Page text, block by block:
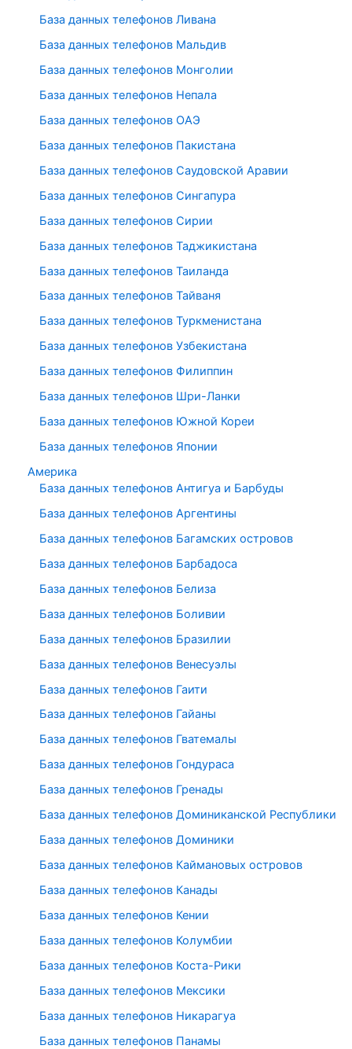
База данных телефонов Ливана
База данных телефонов Мальдив
База данных телефонов Монголии
База данных телефонов Непала
База данных телефонов ОАЭ
База данных телефонов Пакистана
База данных телефонов Саудовской Аравии
База данных телефонов Сингапура
База данных телефонов Сирии
База данных телефонов Таджикистана
База данных телефонов Таиланда
База данных телефонов Тайваня
База данных телефонов Туркменистана
База данных телефонов Узбекистана
База данных телефонов Филиппин
База данных телефонов Шри-Ланки
База данных телефонов Южной Кореи
База данных телефонов Японии
Америка
База данных телефонов Антигуа и Барбуды
База данных телефонов Аргентины
База данных телефонов Багамских островов
База данных телефонов Барбадоса
База данных телефонов Белиза
База данных телефонов Боливии
База данных телефонов Бразилии
База данных телефонов Венесуэлы
База данных телефонов Гаити
База данных телефонов Гайаны
База данных телефонов Гватемалы
База данных телефонов Гондураса
База данных телефонов Гренады
База данных телефонов Доминиканской Республики
База данных телефонов Доминики
База данных телефонов Каймановых островов
База данных телефонов Канады
База данных телефонов Кении
База данных телефонов Колумбии
База данных телефонов Коста-Рики
База данных телефонов Мексики
База данных телефонов Никарагуа
База данных телефонов Панамы